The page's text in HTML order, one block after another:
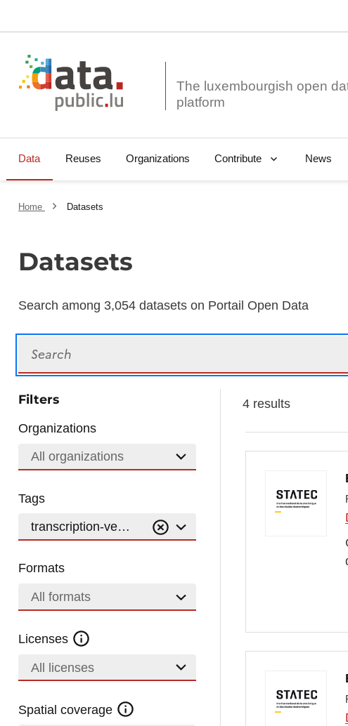
The luxembourgish open
Data Reuses Organizations Contribute News
Home Datasets
Datasets
Search among 3,054 datasets on Portail Open Data
Filters
Organizations
All organizations
Tags
transcription-vehicule-d-occasion-vehicule-d-occasion-
Formats
All formats
Licenses
All licenses
Spatial coverage
4 results